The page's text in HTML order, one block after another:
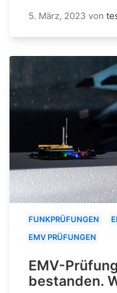
5. März, 2023 von
FUNKPRÜFUNGEN
EMV PRÜFUNGEN
EMV-
bestanden.